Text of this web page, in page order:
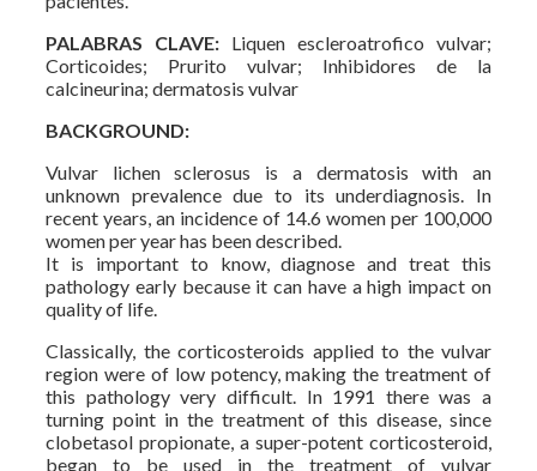
PALABRAS CLAVE: Liquen escleroatrofico vulvar;
Corticoides; Prurito vulvar; Inhibidores de la
calcineurina; dermatosis vulvar
BACKGROUND:
Vulvar lichen sclerosus is a dermatosis with an
unknown prevalence due to its underdiagnosis. In
recent years, an incidence of 14.6 women per 100,000
women per year has been described.
It is important to know, diagnose and treat this
pathology early because it can have a high impact on
quality of life.
Classically, the corticosteroids applied to the vulvar
region were of low potency, making the treatment of
this pathology very difficult. In 1991 there was a
turning point in the treatment of this disease, since
clobetasol propionate, a super-potent corticosteroid,
began to be used in the treatment of vulvar